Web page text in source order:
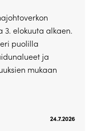
3. elokuuta alkaen.
puolilla
ja
mukaan
24.7.2026